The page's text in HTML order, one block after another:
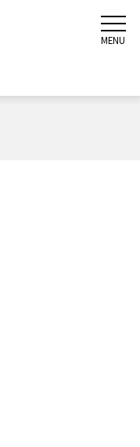
MENU